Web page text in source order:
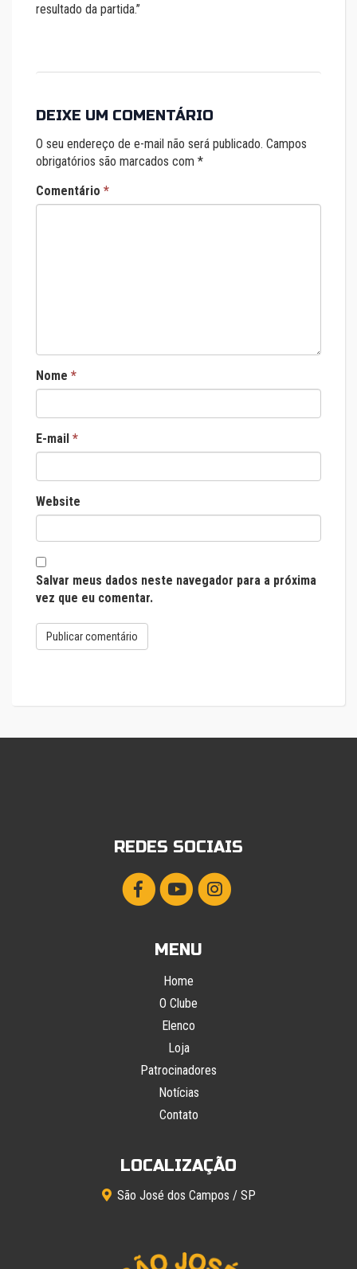
resultado da partida.’’
DEIXE UM COMENTÁRIO
O seu endereço de e-mail não será publicado. Campos
obrigatórios são marcados com *
Comentário *
Nome *
E-mail *
Website
Salvar meus dados neste navegador para a próxima
vez que eu comentar.
REDES SOCIAIS
MENU
Home
O Clube
Elenco
Loja
Patrocinadores
Notícias
Contato
LOCALIZAÇÃO
São José dos Campos / SP